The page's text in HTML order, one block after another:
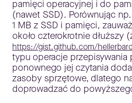
pamięci operacyjnej i do
(nawet SSD). Porównując
1 MB z SSD i pamięci,
około czterokrotnie dłuższy
https://gist.github.com/
typu operacje przepisywania
ponownego jej czytania
zasoby sprzętowe, dlatego
doprowadzać do